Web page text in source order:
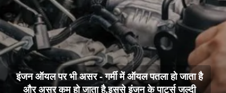
इंजन ऑयल पर भी असर - गर्मी में ऑयल पतला हो जाता है
और असर कम हो जाता है.इससे इंजन के पार्ट्स जल्दी